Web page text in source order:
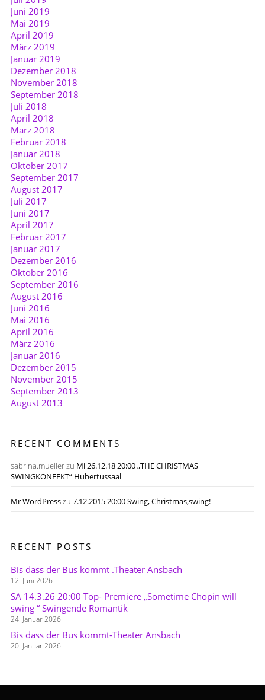
Juni 2019
Mai 2019
April 2019
März 2019
Januar 2019
Dezember 2018
November 2018
September 2018
Juli 2018
April 2018
März 2018
Februar 2018
Januar 2018
Oktober 2017
September 2017
August 2017
Juli 2017
Juni 2017
April 2017
Februar 2017
Januar 2017
Dezember 2016
Oktober 2016
September 2016
August 2016
Juni 2016
Mai 2016
April 2016
März 2016
Januar 2016
Dezember 2015
November 2015
September 2013
August 2013
RECENT COMMENTS
sabrina.muellerzu Mi 26.12.18 20:00 „THE CHRISTMAS
SWINGKONFEKT“ Hubertussaal
Mr WordPresszu 7.12.2015 20:00 Swing, Christmas,swing!
RECENT POSTS
Bis dass der Bus kommt .Theater Ansbach
12. Juni 2026
SA 14.3.26 20:00 Top- Premiere „Sometime Chopin will
swing “ Swingende Romantik
24. Januar 2026
Bis dass der Bus kommt-Theater Ansbach
20. Januar 2026